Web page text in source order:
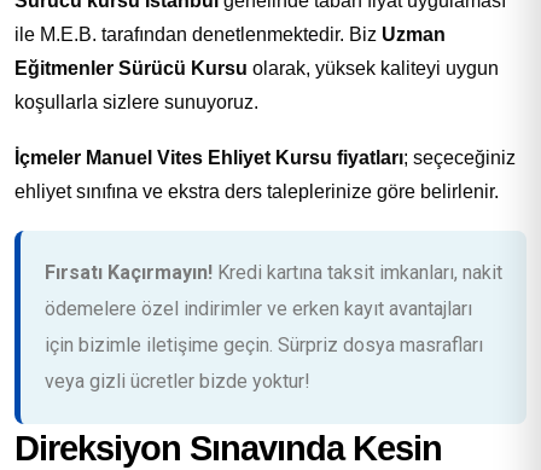
ile M.E.B. tarafından denetlenmektedir. Biz Uzman
Eğitmenler Sürücü Kursu olarak, yüksek kaliteyi uygun
koşullarla sizlere sunuyoruz.
İçmeler Manuel Vites Ehliyet Kursu fiyatları; seçeceğiniz
ehliyet sınıfına ve ekstra ders taleplerinize göre belirlenir.
Fırsatı Kaçırmayın! Kredi kartına taksit imkanları, nakit
ödemelere özel indirimler ve erken kayıt avantajları
için bizimle iletişime geçin. Sürpriz dosya masrafları
veya gizli ücretler bizde yoktur!
Direksiyon Sınavında Kesin